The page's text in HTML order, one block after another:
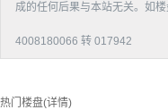
成的任何后果与本站无关。如
4008180066 转 017942
热门楼盘(详情)